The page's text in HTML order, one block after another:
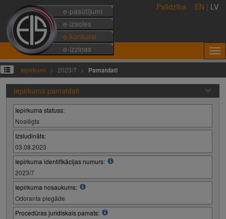
e-pasūtījumi
e-izsoles
e-konkursi
e-izziņas
Palīdzība EN | LV
Iepirkumi 2023/7 Pamatdati
Iepirkuma pamatdati
Iepirkuma statuss:
Noslēgts
Izsludināts:
03.08.2023
Iepirkuma identifikācijas numurs:
2023/7
Iepirkuma nosaukums:
Odoranta piegāde
Procedūras juridiskais pamats: